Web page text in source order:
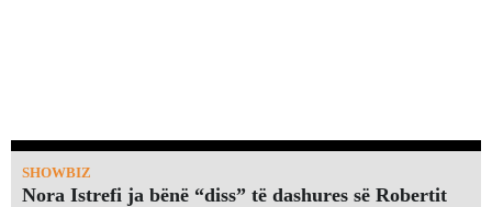
SHOWBIZ
Nora Istrefi ja bënë “diss” të dashures së Robertit